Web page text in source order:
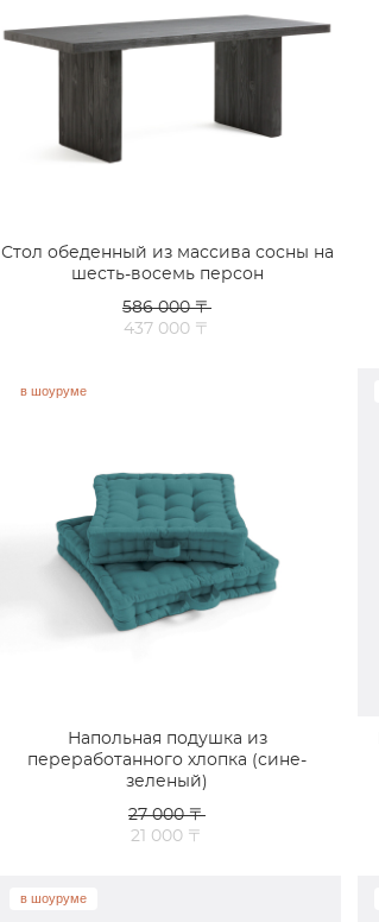
Стол обеденный из массива сосны на
шесть-восемь персон
586 000 〒
437 000 〒
в шоуруме
Напольная подушка из
переработанного хлопка (сине-
зеленый)
27 000 〒
21 000 〒
в шоуруме